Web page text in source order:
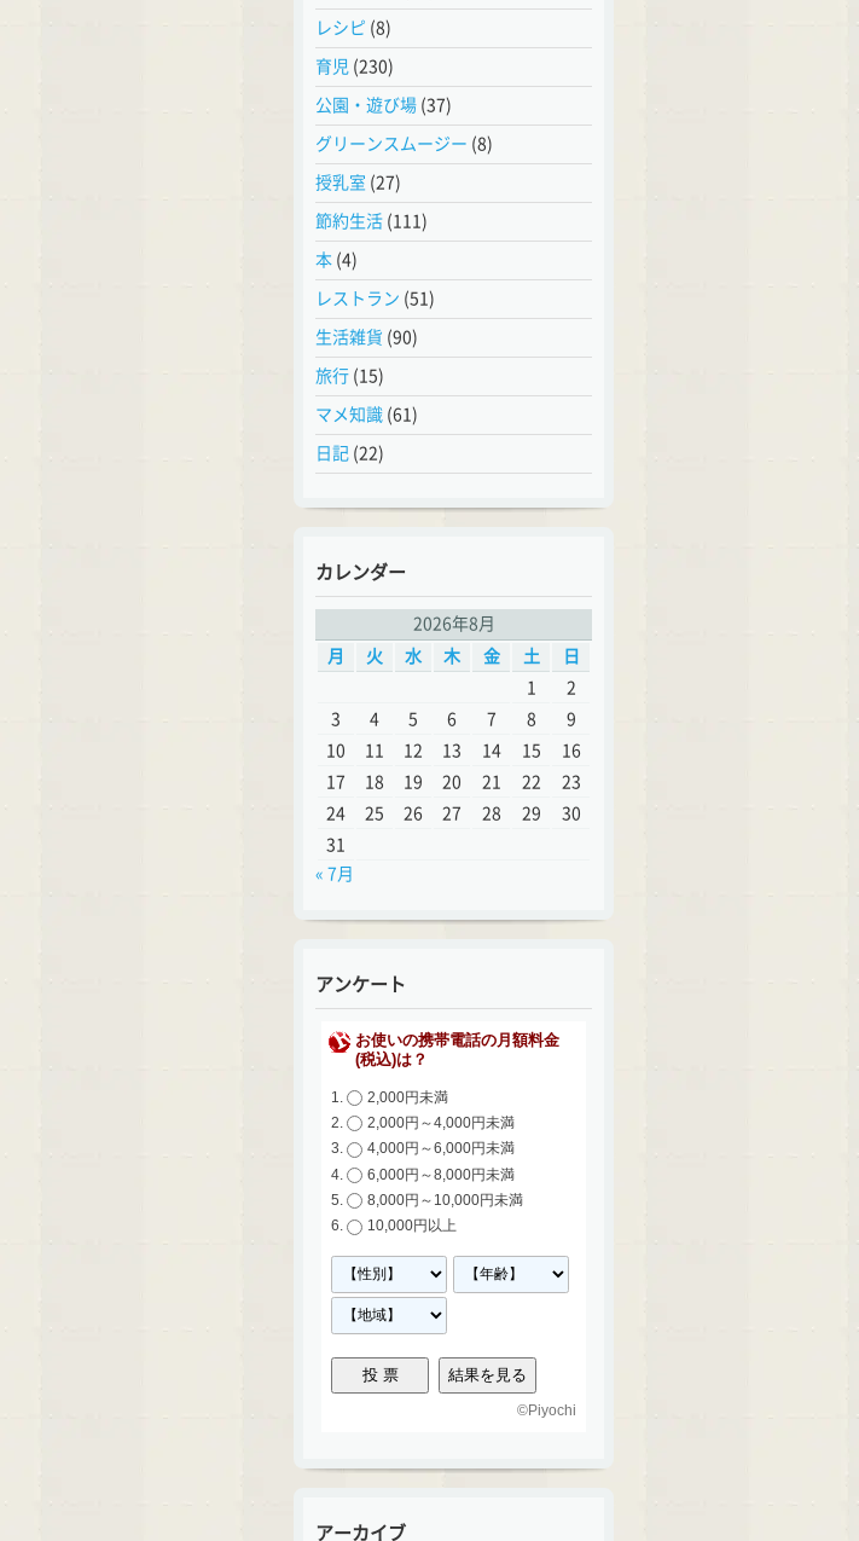
レシピ (8)
育児 (230)
公園・遊び場 (37)
グリーンスムージー (8)
授乳室 (27)
節約生活 (111)
本 (4)
レストラン (51)
生活雑貨 (90)
旅行 (15)
マメ知識 (61)
日記 (22)
カレンダー
2026年8月
月
火 水 木 金 土
日
1
2
3
4 5 6 7 8
9
10
11 12 13 14 15
16
17
18 19 20 21 22
23
24
25 26 27 28 29
30
31
« 7月
アンケート
お使いの携帯電話の月額料金
(税込)は？
2,000円未満
2,000円～4,000円未満
4,000円～6,000円未満
6,000円～8,000円未満
8,000円～10,000円未満
10,000円以上
©Piyochi
アーカイブ